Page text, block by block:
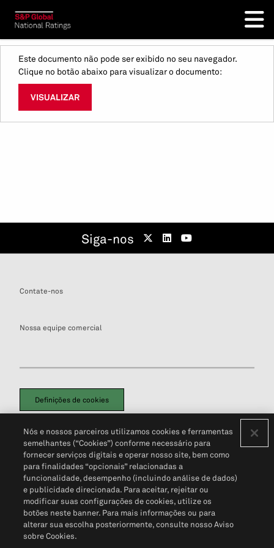
Este documento não pode ser exibido no seu navegador.
Clique no botão abaixo para visualizar o documento:
VISUALIZAR
Siga-nos
Contate-nos
Nossa equipe comercial
Definições de cookies
Política de PrivacidadePortal de privacidade do cliente (em inglês)
Não Venda Minhas Informações Pessoais© 2026 S&P Global
Nós e nossos parceiros utilizamos cookies e ferramentas
semelhantes (“Cookies”) conforme necessário para
fornecer serviços digitais e operar nosso site, bem como
para finalidades “opcionais” relacionadas a
funcionalidade, desempenho (incluindo análise de dados)
e publicidade direcionada. Para aceitar, rejeitar ou
modificar suas configurações de cookies, utilize os
botões neste banner. Para mais informações ou para
alterar sua escolha posteriormente, consulte nosso Aviso
sobre Cookies.